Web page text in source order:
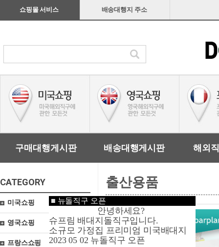
■ 뉴돌직구 오픈
안녕하세요?
슈프림 배대지돌직구입니다.
소규모 가정집 프리미엄 미국배대지
2023 05 02 뉴돌직구 오픈
쇼핑몰 서비스 배송대행지 주소
구매대행게시판 배송대행게시판 해외
CATEGORY
미국쇼핑
영국쇼핑
프랑스쇼핑
출산용품